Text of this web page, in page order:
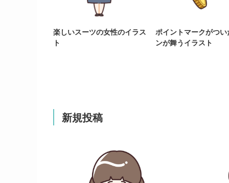
楽しいスーツの女性のイラス
ト
ポイントマークがつ
ンが舞うイラスト
新規投稿